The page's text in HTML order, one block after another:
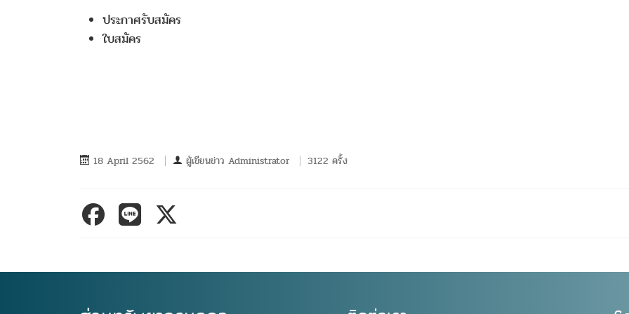
ประกาศรับสมัคร
ใบสมัคร
18 April 2562 ผู้เขียนข่าว Administrator 3122 ครั้ง